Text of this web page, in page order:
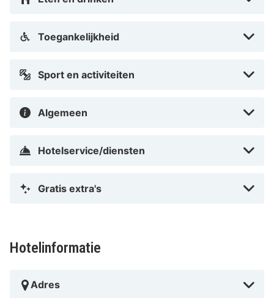
Toegankelijkheid
Sport en activiteiten
Algemeen
Hotelservice/diensten
Gratis extra's
Hotelinformatie
Adres